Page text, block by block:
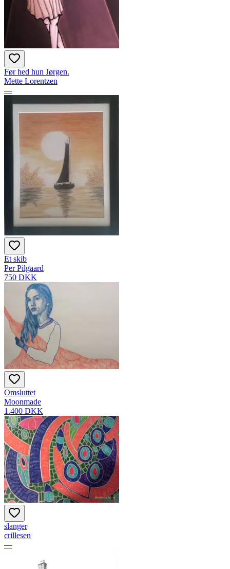
Før hed hun Jørgen.
Mette Lorentzen
—
Et skib
Per Pilgaard
750 DKK
Omsluttet
Moonmade
1.400 DKK
slanger
crillesen
—